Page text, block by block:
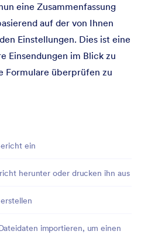
eine Zusammenfassung
auf der von Ihnen
Einstellungen. Dies ist eine
Einsendungen im Blick zu
Formulare überprüfen zu
ein
herunter oder drucken ihn aus
importieren, um einen